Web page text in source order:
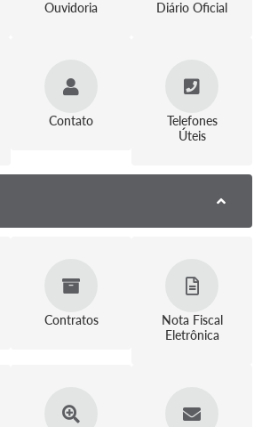
Ouvidoria Diário Oficial
Contato
Telefones
Úteis
Contratos
Nota Fiscal
Eletrônica